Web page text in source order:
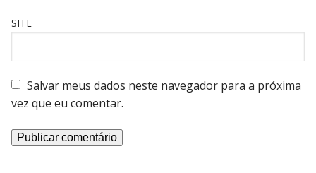
SITE
Salvar meus dados neste navegador para a próxima
vez que eu comentar.